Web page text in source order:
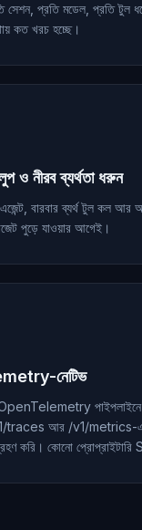
সেশন, প্রতি মডেল, প্রতি টুল
কত খরচ হচ্ছে।
ও নীরব ব্যর্থতা ধরুন
বারবার ব্যর্থ টুল কল আর
পুড়ে যাওয়ার আগেই।
নেটিভ
OpenTelemetry
traces আর /v1/metrics-এ
করি। কোনো প্রোপ্রাইটারি